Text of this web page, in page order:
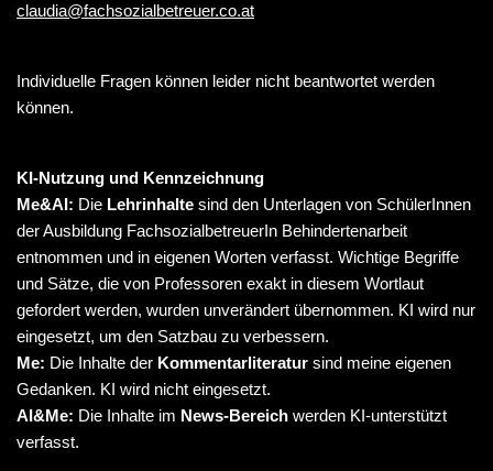
claudia@fachsozialbetreuer.co.at
Individuelle Fragen können leider nicht beantwortet werden
können.
KI-Nutzung und Kennzeichnung
Me&AI: Die Lehrinhalte sind den Unterlagen von SchülerInnen
der Ausbildung FachsozialbetreuerIn Behindertenarbeit
entnommen und in eigenen Worten verfasst. Wichtige Begriffe
und Sätze, die von Professoren exakt in diesem Wortlaut
gefordert werden, wurden unverändert übernommen. KI wird nur
eingesetzt, um den Satzbau zu verbessern.
Me: Die Inhalte der Kommentarliteratur sind meine eigenen
Gedanken. KI wird nicht eingesetzt.
AI&Me: Die Inhalte im News-Bereich werden KI-unterstützt
verfasst.